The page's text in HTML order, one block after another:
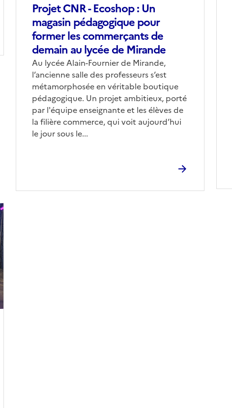
Projet CNR - Ecoshop : Un
magasin pédagogique pour
former les commerçants de
demain au lycée de Mirande
Corps
Au lycée Alain-Fournier de Mirande,
l’ancienne salle des professeurs s’est
métamorphosée en véritable boutique
pédagogique. Un projet ambitieux, porté
par l'équipe enseignante et les élèves de
la filière commerce, qui voit aujourd’hui
le jour sous le...